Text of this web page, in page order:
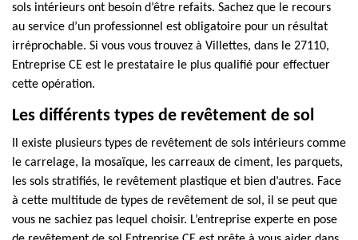
sols intérieurs ont besoin d’être refaits. Sachez que le recours
au service d’un professionnel est obligatoire pour un résultat
irréprochable. Si vous vous trouvez à Villettes, dans le 27110,
Entreprise CE est le prestataire le plus qualifié pour effectuer
cette opération.
Les différents types de revêtement de sol
Il existe plusieurs types de revêtement de sols intérieurs comme
le carrelage, la mosaïque, les carreaux de ciment, les parquets,
les sols stratifiés, le revêtement plastique et bien d’autres. Face
à cette multitude de types de revêtement de sol, il se peut que
vous ne sachiez pas lequel choisir. L’entreprise experte en pose